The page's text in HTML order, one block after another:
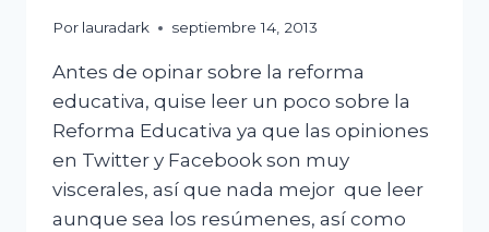
Por lauradark septiembre 14, 2013
Antes de opinar sobre la reforma
educativa, quise leer un poco sobre la
Reforma Educativa ya que las opiniones
en Twitter y Facebook son muy
viscerales, así que nada mejor que leer
aunque sea los resúmenes, así como